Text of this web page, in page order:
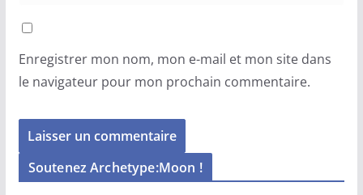
Enregistrer mon nom, mon e-mail et mon site dans
le navigateur pour mon prochain commentaire.
Soutenez Archetype:Moon !